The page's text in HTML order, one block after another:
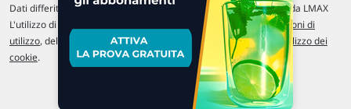
Dati differiti di 15 min. (fonte Intrinio) / FOREX Quotazioni fornite da LMAX
L'utilizzo di questo sito implica l'accettazione delle nostre Condizioni di
utilizzo, del Disclaimer MAR, delle Politiche sulla privacye dell' Utilizzo dei
cookie.